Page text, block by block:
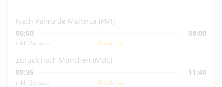
Nach Palma de Mallorca (PMI)
05:50
08:00
inkl. Gepäck Direktflug
Zurück nach München (MUC)
09:35
11:40
inkl. Gepäck Direktflug